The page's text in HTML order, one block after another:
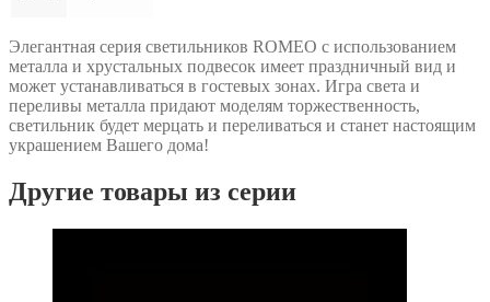
Элегантная серия светильников ROMEO с использованием
металла и хрустальных подвесок имеет праздничный вид и
может устанавливаться в гостевых зонах. Игра света и
переливы металла придают моделям торжественность,
светильник будет мерцать и переливаться и станет настоящим
украшением Вашего дома!
Другие товары из серии